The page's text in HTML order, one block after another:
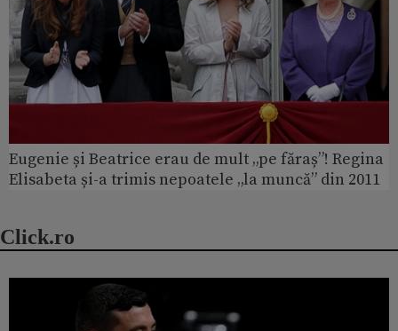
Eugenie și Beatrice erau de mult „pe făraș”! Regina
Elisabeta și-a trimis nepoatele „la muncă” din 2011
Click.ro